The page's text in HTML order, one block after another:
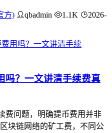
方) qbadmin 1.1K
2026-
吗？一文讲清手续费真
费问题，明确提币费用并非
块链网络的矿工费，不同公